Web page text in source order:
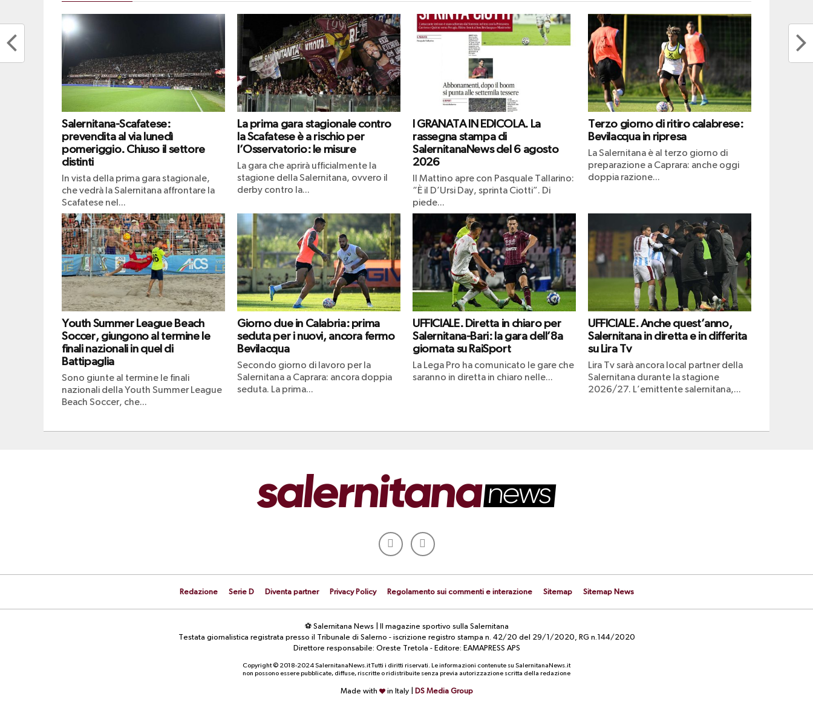
Salernitana-Scafatese:
prevendita al via lunedì
pomeriggio. Chiuso il settore
distinti
In vista della prima gara stagionale,
che vedrà la Salernitana affrontare la
Scafatese nel...
La prima gara stagionale contro
la Scafatese è a rischio per
l’Osservatorio: le misure
La gara che aprirà ufficialmente la
stagione della Salernitana, ovvero il
derby contro la...
I GRANATA IN EDICOLA. La
rassegna stampa di
SalernitanaNews del 6 agosto
2026
Il Mattino apre con Pasquale Tallarino:
“È il D’Ursi Day, sprinta Ciotti”. Di
piede...
Terzo giorno di ritiro calabrese:
Bevilacqua in ripresa
La Salernitana è al terzo giorno di
preparazione a Caprara: anche oggi
doppia razione...
Youth Summer League Beach
Soccer, giungono al termine le
finali nazionali in quel di
Battipaglia
Sono giunte al termine le finali
nazionali della Youth Summer League
Beach Soccer, che...
Giorno due in Calabria: prima
seduta per i nuovi, ancora fermo
Bevilacqua
Secondo giorno di lavoro per la
Salernitana a Caprara: ancora doppia
seduta. La prima...
UFFICIALE. Diretta in chiaro per
Salernitana-Bari: la gara dell’8a
giornata su RaiSport
La Lega Pro ha comunicato le gare che
saranno in diretta in chiaro nelle...
UFFICIALE. Anche quest’anno,
Salernitana in diretta e in differita
su Lira Tv
Lira Tv sarà ancora local partner della
Salernitana durante la stagione
2026/27. L’emittente salernitana,...
Redazione Serie D Diventa partner Privacy Policy Regolamento sui commenti e interazione Sitemap Sitemap News
⚽ Salernitana News | Il magazine sportivo sulla Salernitana
Testata giornalistica registrata presso il Tribunale di Salerno - iscrizione registro stampa n. 42/20 del 29/1/2020, RG n.144/2020
Direttore responsabile: Oreste Tretola - Editore: EAMAPRESS APS
Copyright © 2018-2024 SalernitanaNews.it Tutti i diritti riservati. Le informazioni contenute su SalernitanaNews.it
non possono essere pubblicate, diffuse, riscritte o ridistribuite senza previa autorizzazione scritta della redazione
Made with in Italy | DS Media Group